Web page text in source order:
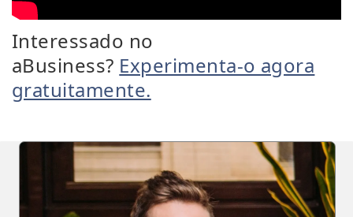
Interessado no
aBusiness? Experimenta-o agora
gratuitamente.